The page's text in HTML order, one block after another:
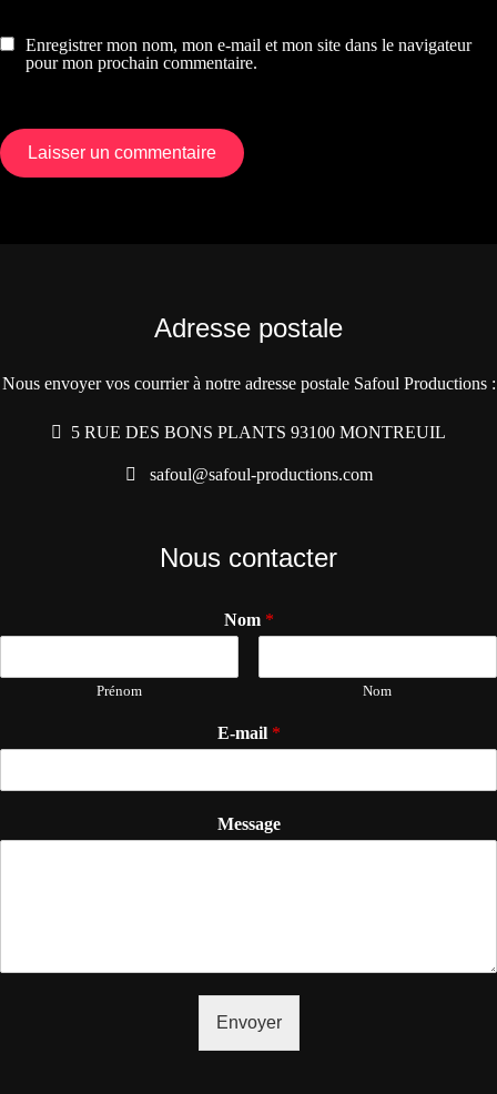
Enregistrer mon nom, mon e-mail et mon site dans le navigateur
pour mon prochain commentaire.
Adresse postale
Nous envoyer vos courrier à notre adresse postale Safoul Productions :
5 RUE DES BONS PLANTS 93100 MONTREUIL
safoul@safoul-productions.com
Nous contacter
Nom *
Prénom Nom
E-mail *
Message
Envoyer